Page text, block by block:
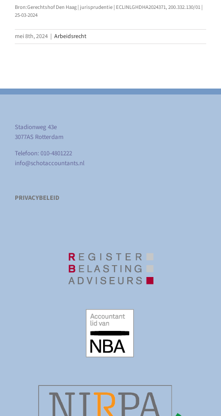
Bron:Gerechtshof Den Haag | jurisprudentie | ECLINLGHDHA2024371, 200.332.130/01 |
25-03-2024
mei 8th, 2024 | Arbeidsrecht
Stadionweg 43e
3077AS Rotterdam
Telefoon: 010-4801222
info@schotaccountants.nl
PRIVACYBELEID